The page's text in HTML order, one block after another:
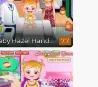
Baby Hazel Hand Fracture 7.7